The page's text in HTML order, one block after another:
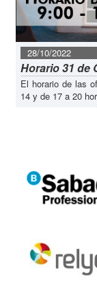
28/10/2022
Horario 31 de
El horario de las
14 y de 17 a 20